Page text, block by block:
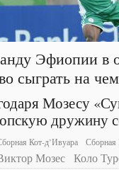
Эфиопии в
сыграть на
Мозесу
дружину
Кот-д’Ивуара Сборная
Мозес Коло